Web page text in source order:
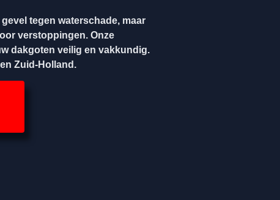
tegen waterschade, maar
verstoppingen. Onze
dakgoten veilig en vakkundig.
Zuid-Holland.